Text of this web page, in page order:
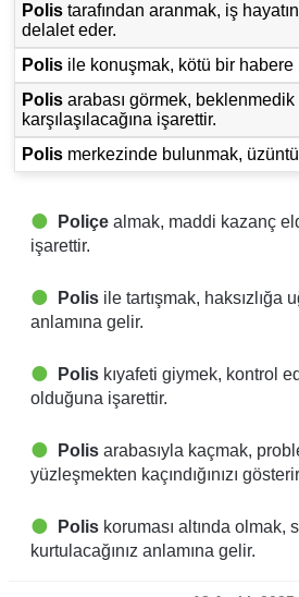
Polis tarafından aranmak, iş
delalet eder.
Polis ile konuşmak, kötü bir habere
Polis arabası görmek,
karşılaşılacağına işarettir.
Polis merkezinde bulunmak, üzüntü
Poliçe almak, maddi kazanç
işarettir.
Polis ile tartışmak, haksızlığa
anlamına gelir.
Polis kıyafeti giymek, kontrol
olduğuna işarettir.
Polis arabasıyla kaçmak,
yüzleşmekten kaçındığınızı
Polis koruması altında olmak,
kurtulacağınız anlamına gelir.